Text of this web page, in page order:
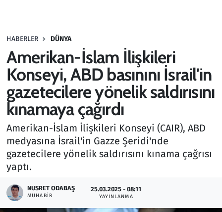
HABERLER DÜNYA
Amerikan-İslam İlişkileri
Konseyi, ABD basınını İsrail'in
gazetecilere yönelik saldırısını
kınamaya çağırdı
Amerikan-İslam İlişkileri Konseyi (CAIR), ABD
medyasına İsrail'in Gazze Şeridi'nde
gazetecilere yönelik saldırısını kınama çağrısı
yaptı.
NUSRET ODABAŞ
MUHABIR
25.03.2025 - 08:11
YAYINLANMA
Haber
Kültür Sanat
Kurumsal Haberler
Lezzet Durağı
Memur ve Kamu
Otomobil
Oyun